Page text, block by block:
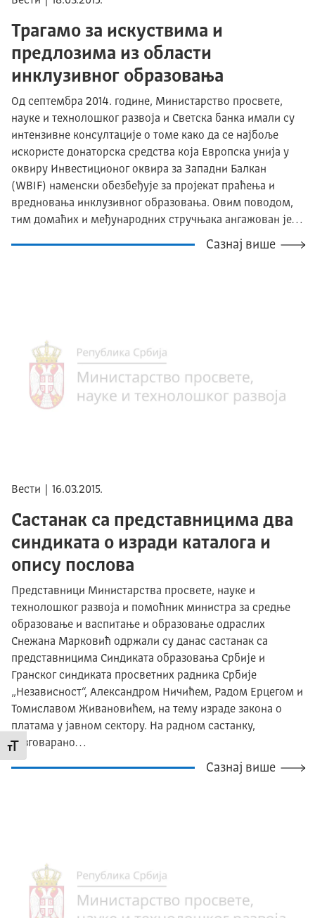
Промени величину слова
Трагамо за искуствима и
предлозима из области
инклузивног образовања
Од септембра 2014. године, Министарство просвете,
науке и технолошког развоја и Светска банка имали су
интензивне консултације о томе како да се најбоље
искористе донаторска средства која Европска унија у
оквиру Инвестиционог оквира за Западни Балкан
(WBIF) наменски обезбеђује за пројекат праћења и
вредновања инклузивног образовања. Овим поводом,
тим домаћих и међународних стручњака ангажован је…
Сазнај више
Вести | 16.03.2015.
Састанак са представницима два
синдиката о изради каталога и
опису послова
Представници Министарства просвете, науке и
технолошког развоја и помоћник министра за средње
образовање и васпитање и образовање одраслих
Снежана Марковић одржали су данас састанак са
представницима Синдиката образовања Србије и
Гранског синдиката просветних радника Србије
„Независност“, Александром Ничићем, Радом Ерцегом и
Томиславом Живановићем, на тему израде закона о
платама у јавном сектору. На радном састанку,
разговарано…
Сазнај више